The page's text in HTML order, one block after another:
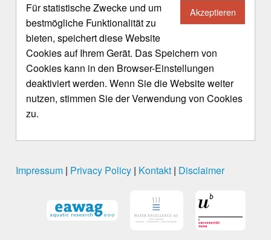
Akzeptieren
Für statistische Zwecke und um
bestmögliche Funktionalität zu
bieten, speichert diese Website
Cookies auf Ihrem Gerät. Das Speichern von
Cookies kann in den Browser-Einstellungen
deaktiviert werden. Wenn Sie die Website weiter
nutzen, stimmen Sie der Verwendung von Cookies
zu.
Impressum | Privacy Policy | Kontakt | Disclaimer